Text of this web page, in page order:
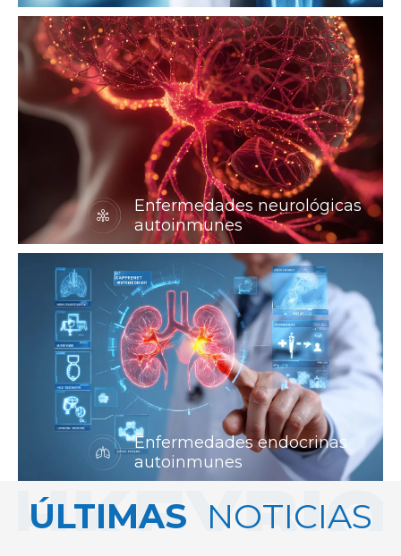
Enfermedades neurológicas
autoinmunes
Enfermedades endocrinas
autoinmunes
ÚLTIMAS NOTICIAS